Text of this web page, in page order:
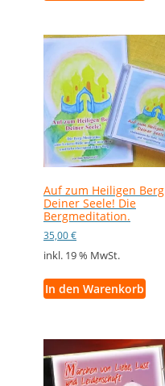
Auf zum Heiligen Berg
Deiner Seele! Die
Bergmeditation.
35,00€
inkl. 19 % MwSt.
In den Warenkorb